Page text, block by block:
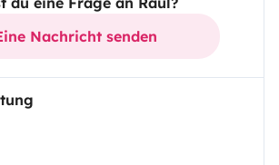
Nachricht senden